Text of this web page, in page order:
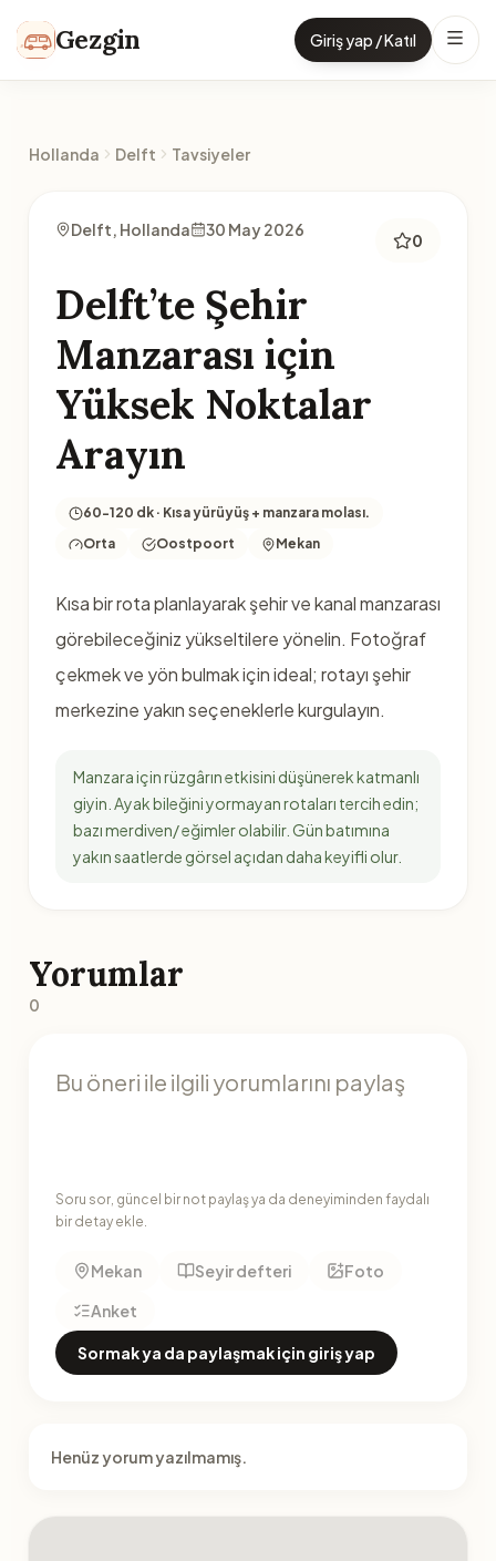
Gezgin Giriş yap / Katıl
Hollanda Delft Tavsiyeler
Delft, Hollanda 30 May 2026
0
Delft’te Şehir
Manzarası için
Yüksek Noktalar
Arayın
60-120 dk · Kısa yürüyüş + manzara molası.
Orta
Oostpoort Mekan
Kısa bir rota planlayarak şehir ve kanal manzarası
görebileceğiniz yükseltilere yönelin. Fotoğraf
çekmek ve yön bulmak için ideal; rotayı şehir
merkezine yakın seçeneklerle kurgulayın.
Manzara için rüzgârın etkisini düşünerek katmanlı
giyin. Ayak bileğini yormayan rotaları tercih edin;
bazı merdiven/ eğimler olabilir. Gün batımına
yakın saatlerde görsel açıdan daha keyifli olur.
Yorumlar
0
Soru sor, güncel bir not paylaş ya da deneyiminden faydalı
bir detay ekle.
Mekan Seyir defteri
Foto
Anket
Sormak ya da paylaşmak için giriş yap
Henüz yorum yazılmamış.